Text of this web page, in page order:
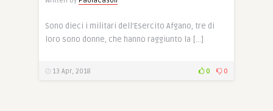
Sono dieci i militari dell’Esercito Afgano, tre di
loro sono donne, che hanno raggiunto la […]
13 Apr, 2018 0 0